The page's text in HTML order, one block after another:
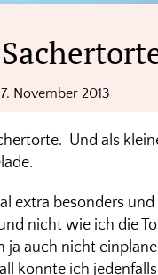
November 2013
Und als
extra besonders
nicht wie ich die
auch nicht
konnte ich